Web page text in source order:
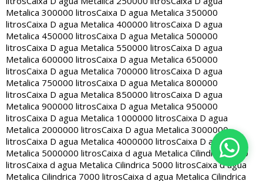
Metalica 300000 litrosCaixa D agua Metalica 350000
litrosCaixa D agua Metalica 400000 litrosCaixa D agua
Metalica 450000 litrosCaixa D agua Metalica 500000
litrosCaixa D agua Metalica 550000 litrosCaixa D agua
Metalica 600000 litrosCaixa D agua Metalica 650000
litrosCaixa D agua Metalica 700000 litrosCaixa D agua
Metalica 750000 litrosCaixa D agua Metalica 800000
litrosCaixa D agua Metalica 850000 litrosCaixa D agua
Metalica 900000 litrosCaixa D agua Metalica 950000
litrosCaixa D agua Metalica 1000000 litrosCaixa D agua
Metalica 2000000 litrosCaixa D agua Metalica 3000000
litrosCaixa D agua Metalica 4000000 litrosCaixa D agua
Metalica 5000000 litrosCaixa d agua Metalica Cilindrica 2000
litrosCaixa d agua Metalica Cilindrica 5000 litrosCaixa d agua
Metalica Cilindrica 7000 litrosCaixa d agua Metalica Cilindrica